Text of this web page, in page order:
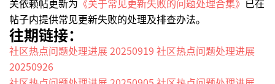
关依赖帖更新为 《关于常见更新失败的问题处理合集》 已在
帖子内提供常见更新失败的处理及排查办法。
往期链接：
社区热点问题处理进展 20250919 社区热点问题处理进展
20250926